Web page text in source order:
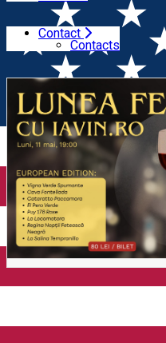
Contact
Contacts
Home Wine Tasting
⎸Degustare de 8 vinuri din
⎸Degustare